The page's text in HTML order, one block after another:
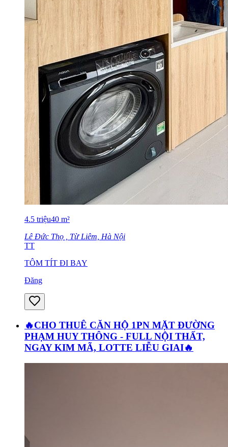
4.5 triệu40 m²
Lê Đức Thọ , Từ Liêm, Hà Nội
TT
TÔM TÍT ĐI BAY
Đăng
🔥CHO THUÊ CĂN HỘ 1PN MẶT ĐƯỜNG
PHẠM HUY THÔNG - FULL NỘI THẤT,
NGAY KIM MÃ, LOTTE LIỄU GIAI🔥